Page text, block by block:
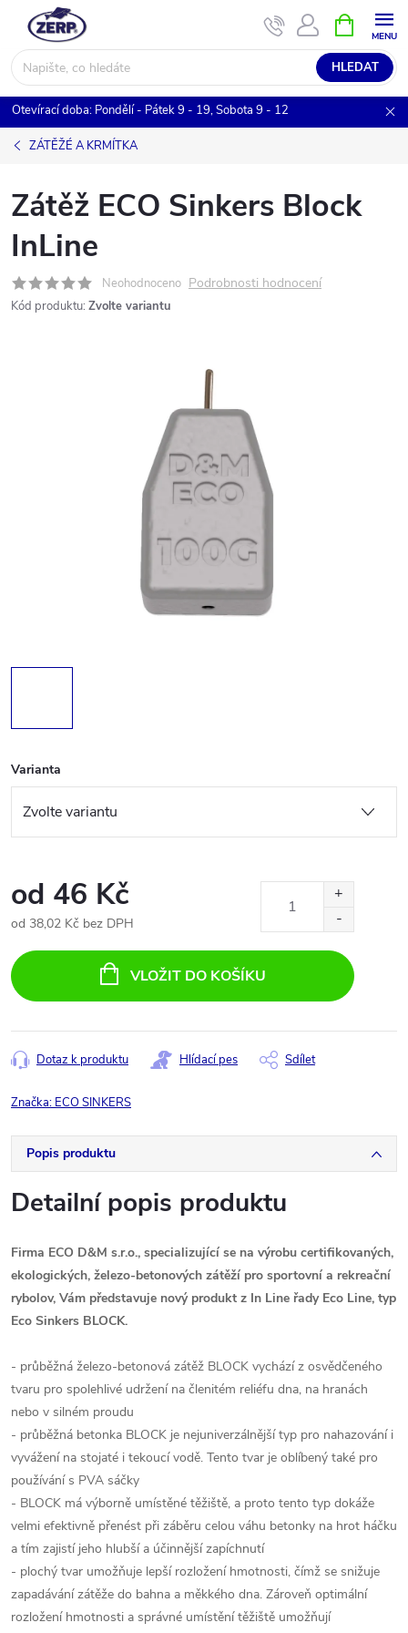
obsah
HLEDAT
NÁKUPNÍ
KOŠÍK
Otevírací doba: Pondělí - Pátek 9 - 19, Sobota 9 - 12
ZÁTĚŽÉ A KRMÍTKA
Zátěž ECO Sinkers Block
InLine
Neohodnoceno Podrobnosti hodnocení
Kód produktu: Zvolte variantu
Varianta
od 46 Kč
od 38,02 Kč bez DPH
cena:
VLOŽIT DO KOŠÍKU
Dotaz k produktu Hlídací pes Sdílet
Značka: ECO SINKERS
Popis produktu
Detailní popis produktu
Firma ECO D&M s.r.o., specializující se na výrobu certifikovaných,
ekologických, železo-betonových zátěží pro sportovní a rekreační
rybolov, Vám představuje nový produkt z In Line řady Eco Line, typ
Eco Sinkers BLOCK.
- průběžná železo-betonová zátěž BLOCK vychází z osvědčeného
tvaru pro spolehlivé udržení na členitém reliéfu dna, na hranách
nebo v silném proudu
- průběžná betonka BLOCK je nejuniverzálnější typ pro nahazování i
vyvážení na stojaté i tekoucí vodě. Tento tvar je oblíbený také pro
používání s PVA sáčky
- BLOCK má výborně umístěné těžiště, a proto tento typ dokáže
velmi efektivně přenést při záběru celou váhu betonky na hrot háčku
a tím zajistí jeho hlubší a účinnější zapíchnutí
- plochý tvar umožňuje lepší rozložení hmotnosti, čímž se snižuje
zapadávání zátěže do bahna a měkkého dna. Zároveň optimální
rozložení hmotnosti a správné umístění těžiště umožňují